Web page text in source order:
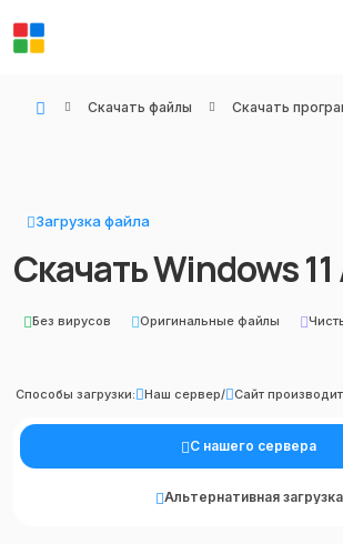
Скачать файлы Скачать
Загрузка файла
Скачать Windows
Без вирусов Оригинальные файлы
Способы загрузки: Наш сервер/ Сайт
С нашего сервера
Альтернативная загрузка